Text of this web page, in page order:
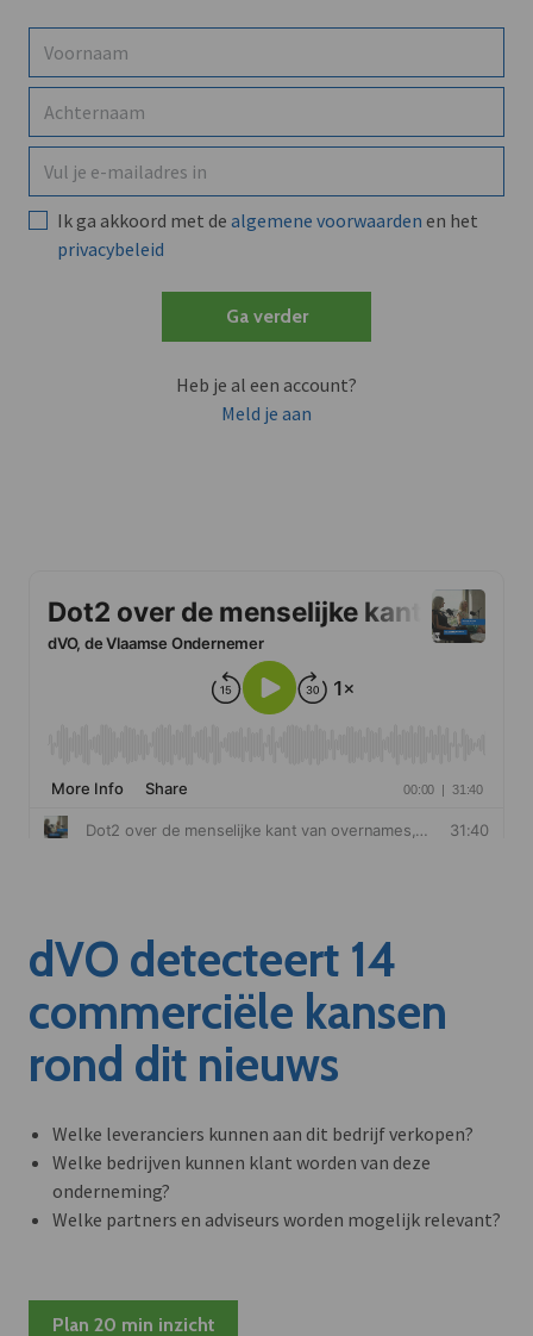
Ik ga akkoord met de algemene voorwaarden en het
privacybeleid
Ga verder
Heb je al een account?
Meld je aan
dVO detecteert 14
commerciële kansen
rond dit nieuws
Welke leveranciers kunnen aan dit bedrijf verkopen?
Welke bedrijven kunnen klant worden van deze
onderneming?
Welke partners en adviseurs worden mogelijk relevant?
Plan 20 min inzicht